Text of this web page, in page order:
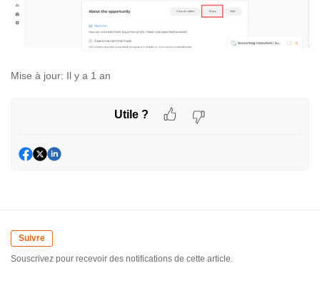
Mise à jour: Il y a 1 an
Utile ?
Suivre
Souscrivez pour recevoir des notifications de cette article.